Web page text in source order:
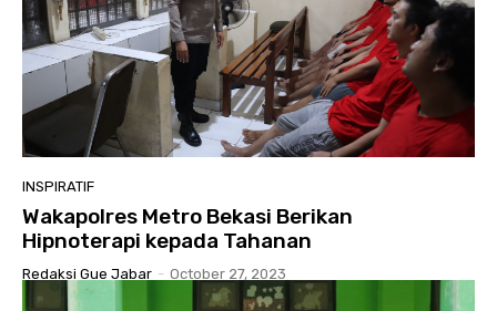
INSPIRATIF
Wakapolres Metro Bekasi Berikan
Hipnoterapi kepada Tahanan
Redaksi Gue Jabar - October 27, 2023